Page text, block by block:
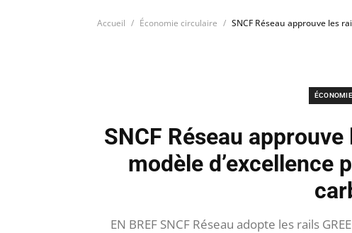
Accueil Économie circulaire SNCF Réseau approuve les
SNCF Réseau approuve
modèle d’excellence
EN BREF SNCF Réseau adopte les rails